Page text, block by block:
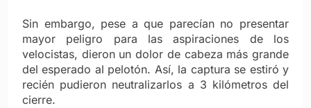
Sin embargo, pese a que parecían no presentar
mayor peligro para las aspiraciones de los
velocistas, dieron un dolor de cabeza más grande
del esperado al pelotón. Así, la captura se estiró y
recién pudieron neutralizarlos a 3 kilómetros del
cierre.